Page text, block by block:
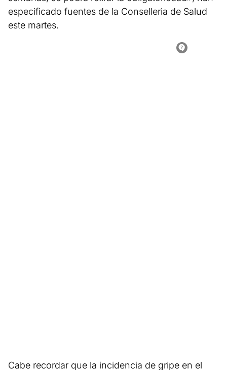
especificado fuentes de la Conselleria de Salud
este martes.
Cabe recordar que la incidencia de gripe en el